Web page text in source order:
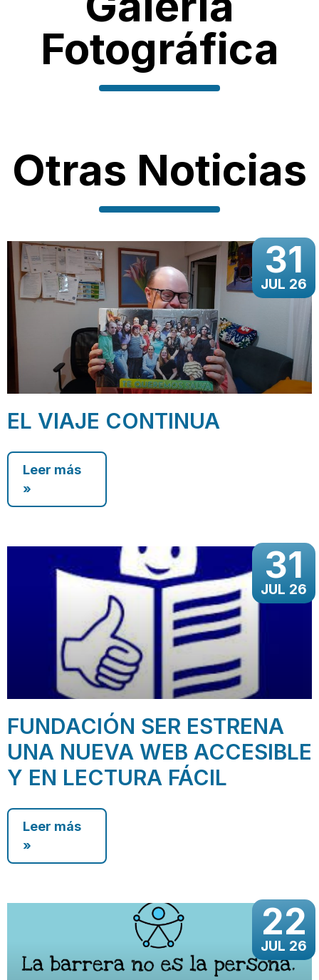
Fotográfica
Otras Noticias
31
JUL 26
EL VIAJE CONTINUA
Leer más
»
31
JUL 26
FUNDACIÓN SER ESTRENA
UNA NUEVA WEB ACCESIBLE
Y EN LECTURA FÁCIL
Leer más
»
22
JUL 26